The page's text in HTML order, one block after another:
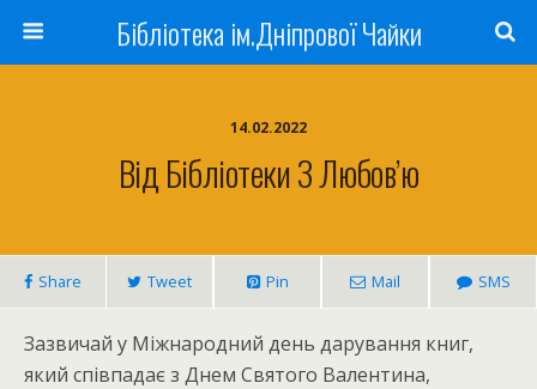
Бібліотека ім.Дніпрової Чайки
14.02.2022
Від Бібліотеки З Любов’ю
Share Tweet Pin Mail SMS
Зазвичай у Міжнародний день дарування книг,
який співпадає з Днем Святого Валентина,